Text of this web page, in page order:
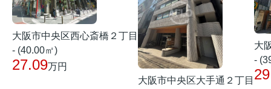
大阪市中央区西心斎橋２丁目
- (40.00㎡)
27.09万円
大阪市中央区大手通２丁目
大
-